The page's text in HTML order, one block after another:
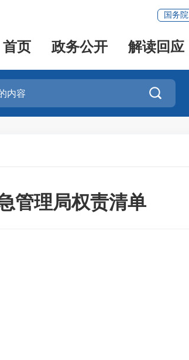
国务院
首页 政务公开 解读回应

管理局权责清单